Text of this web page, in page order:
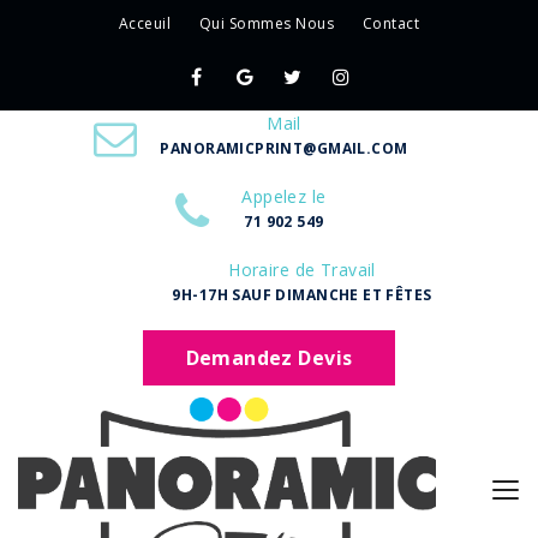
Acceuil Qui Sommes Nous Contact
Mail
PANORAMICPRINT@GMAIL.COM
Appelez le
71 902 549
Horaire de Travail
9H-17H SAUF DIMANCHE ET FÊTES
Demandez Devis